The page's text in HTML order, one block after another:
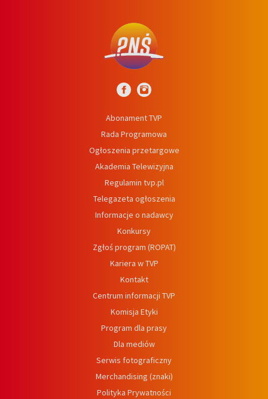
Abonament TVP
Rada Programowa
Ogłoszenia przetargowe
Akademia Telewizyjna
Regulamin tvp.pl
Telegazeta ogłoszenia
Informacje o nadawcy
Konkursy
Zgłoś program (ROPAT)
Kariera w TVP
Kontakt
Centrum informacji TVP
Komisja Etyki
Program dla prasy
Dla mediów
Serwis fotograficzny
Merchandising (znaki)
Polityka Prywatności